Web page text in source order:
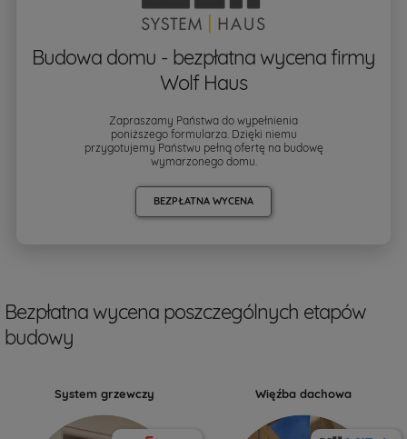
Budowa domu - bezpłatna wycena firmy
Wolf Haus
Zapraszamy Państwa do wypełnienia
poniższego formularza. Dzięki niemu
przygotujemy Państwu pełną ofertę na budowę
wymarzonego domu.
BEZPŁATNA WYCENA
Bezpłatna wycena poszczególnych etapów
budowy
System grzewczy Więźba dachowa